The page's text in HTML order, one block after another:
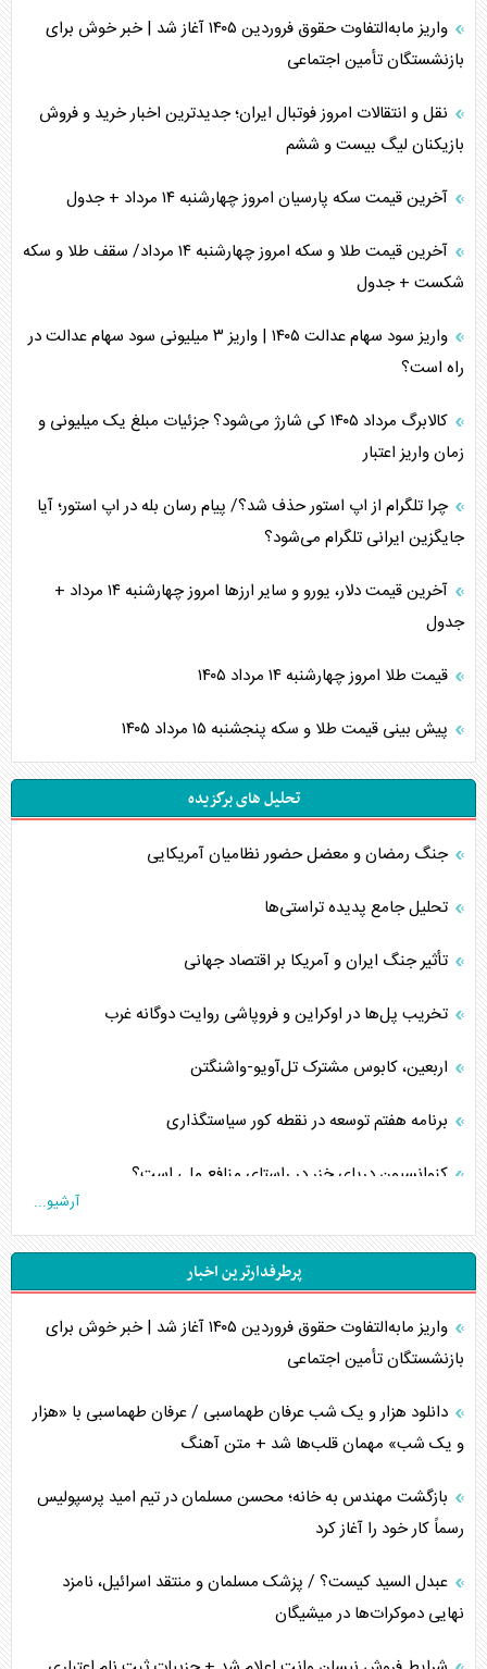
واریز مابه‌التفاوت حقوق فروردین ۱۴۰۵ آغاز شد | خبر خوش برای
بازنشستگان تأمین اجتماعی
نقل و انتقالات امروز فوتبال ایران؛ جدیدترین اخبار خرید و فروش
بازیکنان لیگ بیست و ششم
آخرین قیمت سکه پارسیان امروز چهارشنبه ۱۴ مرداد + جدول
آخرین قیمت طلا و سکه امروز چهارشنبه ۱۴ مرداد/ سقف طلا و سکه
شکست + جدول
واریز سود سهام عدالت ۱۴۰۵ | واریز ۳ میلیونی سود سهام عدالت در
راه است؟
کالابرگ مرداد ۱۴۰۵ کی شارژ می‌شود؟ جزئیات مبلغ یک میلیونی و
زمان واریز اعتبار
چرا تلگرام از اپ استور حذف شد؟/ پیام رسان بله در اپ استور؛ آیا
جایگزین ایرانی تلگرام می‌شود؟
آخرین قیمت دلار، یورو و سایر ارز‌ها امروز چهارشنبه ۱۴ مرداد +
جدول
قیمت طلا امروز چهارشنبه ۱۴ مرداد ۱۴۰۵
پیش بینی قیمت طلا و سکه پنجشنبه ۱۵ مرداد ۱۴۰۵
تحلیل های برگزیده
جنگ رمضان و معضل حضور نظامیان آمریکایی
تحلیل جامع پدیده تراستی‌ها
تأثیر جنگ ایران و آمریکا بر اقتصاد جهانی
تخریب پل‌ها در اوکراین و فروپاشی روایت دوگانه غرب
اربعین، کابوس مشترک تل‌آویو-واشنگتن
برنامه هفتم توسعه در نقطه کور سیاستگذاری
کنوانسیون دریای خزر در راستای منافع ملی است؟
اهمیت راهبردی اردن برای آمریکا
پیام، ظرفیت بالفعل‌نشده تجارت ایران
ترامپ و توهم خلع سلاح حماس
چرا کویت به دنبال شریک امنیتی جدید است؟
اعتراف غرب به قدرت ایران در تثبیت معادلات
خطای راهبردی ترامپ مقابل برزیل
متن و حاشیه سفر نتانیاهو به آمریکا
آرشیو...
پرطرفدارترین اخبار
واریز مابه‌التفاوت حقوق فروردین ۱۴۰۵ آغاز شد | خبر خوش برای
بازنشستگان تأمین اجتماعی
دانلود هزار و یک شب عرفان طهماسبی / عرفان طهماسبی با «هزار
و یک شب» مهمان قلب‌ها شد + متن آهنگ
بازگشت مهندس به خانه؛ محسن مسلمان در تیم امید پرسپولیس
رسماً کار خود را آغاز کرد
عبدل السید کیست؟ / پزشک مسلمان و منتقد اسرائیل، نامزد
نهایی دموکرات‌ها در میشیگان